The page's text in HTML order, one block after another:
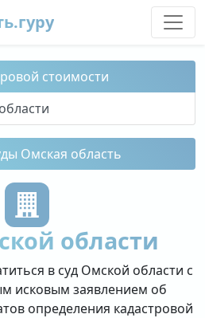
стоимости
Омская область
области
в суд Омской области с
исковым заявлением об
определения кадастровой